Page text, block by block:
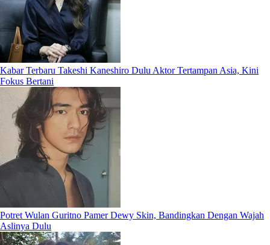
Kabar Terbaru Takeshi Kaneshiro Dulu Aktor Tertampan Asia, Kini
Fokus Bertani
Potret Wulan Guritno Pamer Dewy Skin, Bandingkan Dengan Wajah
Aslinya Dulu